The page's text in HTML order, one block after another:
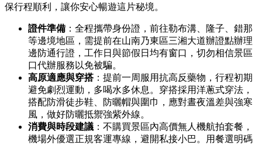
保行程順利，讓你安心暢遊這片秘境。
證件準備 ：全程攜帶身份證，前往勒布溝、隆子、錯那
等邊境地區，需提前在山南乃東區三湘大道辦證點辦理
邊防通行證，工作日與節假日均有窗口，切勿相信景區
口代辦服務以免被騙。
高原適應與穿搭 ：提前一周服用抗高反藥物，行程初期
避免劇烈運動，多喝水多休息。穿搭採用洋蔥式穿法，
搭配防滑徒步鞋、防曬帽與圍巾，應對晝夜溫差與強寒
風，做好防曬抵禦強紫外線。
消費與時段建議 ：不購買景區內高價無人機航拍套餐，
機場外優選正規客運專線，避開私接小巴。用餐選明碼